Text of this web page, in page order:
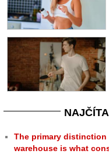
The primary distinction
warehouse is what